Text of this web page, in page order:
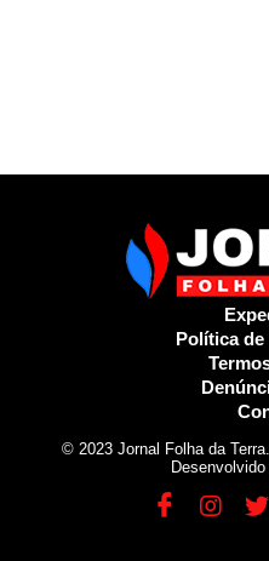
Política
© 2023 Jornal Folha da